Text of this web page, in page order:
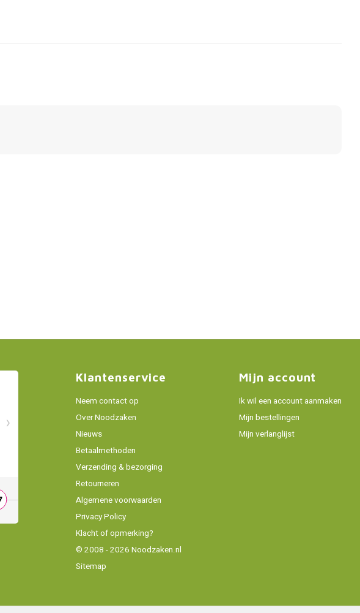
Klantenservice
Neem contact op
Over Noodzaken
Nieuws
Betaalmethoden
Verzending & bezorging
Retourneren
Algemene voorwaarden
Privacy Policy
Klacht of opmerking?
© 2008 - 2026 Noodzaken.nl
Sitemap
Mijn account
Ik wil een account aanmaken
Mijn bestellingen
Mijn verlanglijst